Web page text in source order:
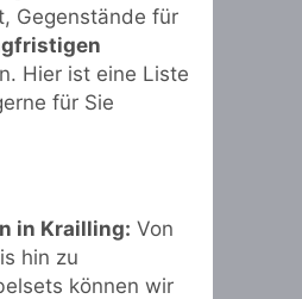
Gegenstände für
Hier ist eine Liste
für Sie
in Krailling: Von
hin zu
können wir